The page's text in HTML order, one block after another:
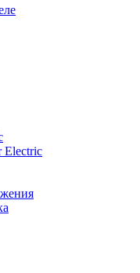
Electric